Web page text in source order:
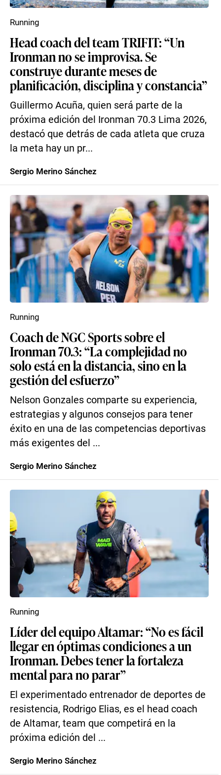
Head coach del team TRIFIT: “Un
Ironman no se improvisa. Se
construye durante meses de
planificación, disciplina y constancia”
Guillermo Acuña, quien será parte de la
próxima edición del Ironman 70.3 Lima 2026,
destacó que detrás de cada atleta que cruza
la meta hay un pr...
Running
Sergio Merino Sánchez
Coach de NGC Sports sobre el
Ironman 70.3: “La complejidad no
solo está en la distancia, sino en la
gestión del esfuerzo”
Nelson Gonzales comparte su experiencia,
estrategias y algunos consejos para tener
éxito en una de las competencias deportivas
más exigentes del ...
Running
Sergio Merino Sánchez
Líder del equipo Altamar: “No es fácil
llegar en óptimas condiciones a un
Ironman. Debes tener la fortaleza
mental para no parar”
El experimentado entrenador de deportes de
resistencia, Rodrigo Elias, es el head coach
de Altamar, team que competirá en la
próxima edición del ...
Running
Sergio Merino Sánchez